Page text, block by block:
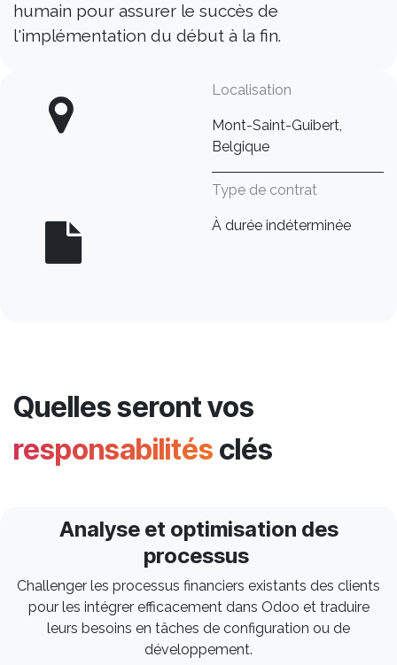
Localisation
Mont-Saint-Guibert,
Belgique
Type de contrat
À durée indéterminée
humain pour assurer le succès de
l'implémentation du début à la fin.
Quelles seront vos
responsabilités clés
Analyse et optimisation des
processus
Challenger les processus financiers existants des clients
pour les intégrer efficacement dans Odoo et traduire
leurs besoins en tâches de configuration ou de
développement.